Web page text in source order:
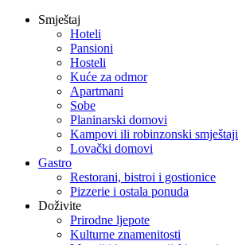
Smještaj
Hoteli
Pansioni
Hosteli
Kuće za odmor
Apartmani
Sobe
Planinarski domovi
Kampovi ili robinzonski smještaji
Lovački domovi
Gastro
Restorani, bistroi i gostionice
Pizzerie i ostala ponuda
Doživite
Prirodne ljepote
Kulturne znamenitosti